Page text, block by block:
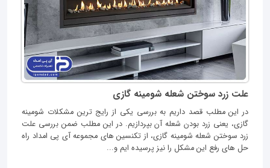
علت زرد سوختن شعله شومینه گازی
در این مطلب قصد داریم به بررسی یکی از رایج ترین مشکلات شومینه
گازی، یعنی زرد بودن شعله آن بپردازیم. در این مطلب ضمن بررسی علت
زرد سوختن شعله شومینه گازی، از تکنسین های مجموعه آی پی امداد راه
حل های رفع این مشکل را نیز پرسیده ایم و...